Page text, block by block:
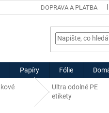
DOPRAVA A PLATBA
Papíry Fólie
Ultra odolné PE
etikety